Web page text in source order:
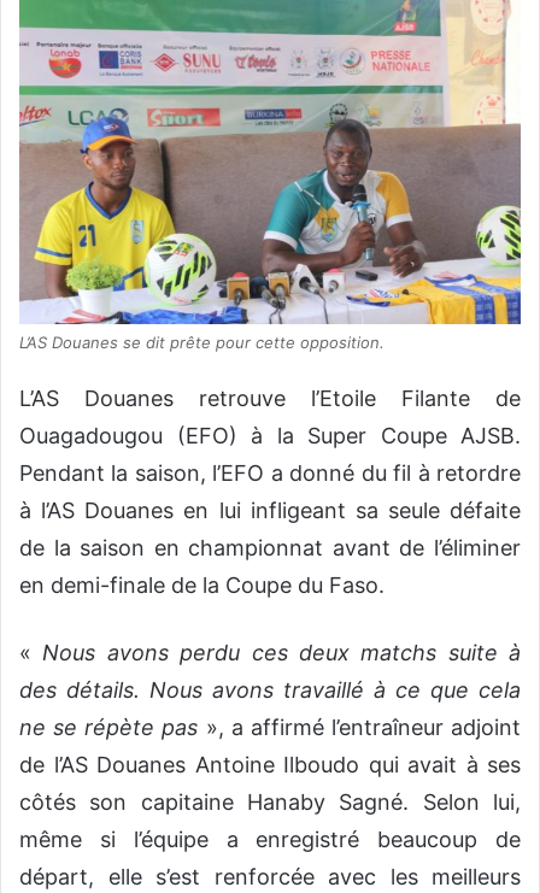
L’AS Douanes se dit prête pour cette opposition.
L’AS Douanes retrouve l’Etoile Filante de
Ouagadougou (EFO) à la Super Coupe AJSB.
Pendant la saison, l’EFO a donné du fil à retordre
à l’AS Douanes en lui infligeant sa seule défaite
de la saison en championnat avant de l’éliminer
en demi-finale de la Coupe du Faso.
« Nous avons perdu ces deux matchs suite à
des détails. Nous avons travaillé à ce que cela
ne se répète pas », a affirmé l’entraîneur adjoint
de l’AS Douanes Antoine Ilboudo qui avait à ses
côtés son capitaine Hanaby Sagné. Selon lui,
même si l’équipe a enregistré beaucoup de
départ, elle s’est renforcée avec les meilleurs